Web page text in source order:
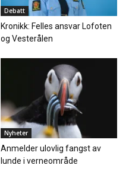
Debatt
Kronikk: Felles ansvar Lofoten
og Vesterålen
Nyheter
Anmelder ulovlig fangst av
lunde i verneområde